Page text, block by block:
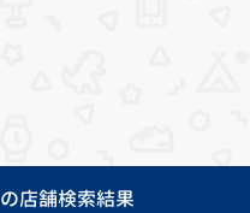
店舗検索結果